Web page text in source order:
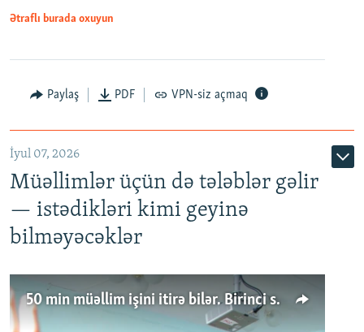
Ətraflı burada oxuyun
Paylaş PDF VPN-siz açmaq
İyul 07, 2026
Müəllimlər üçün də tələblər gəlir
— istədikləri kimi geyinə
bilməyəcəklər
50 min müəllim işini itirə bilər. Birinci sinfə gedənlər azalır